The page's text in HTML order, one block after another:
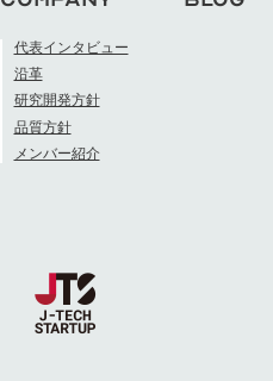
代表インタビュー
沿革
研究開発方針
品質方針
メンバー紹介